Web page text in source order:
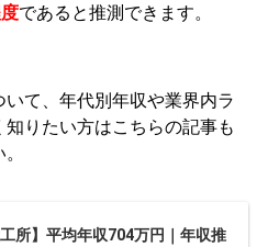
であると推測できます。
て、年代別年収や業界内ラ
りたい方はこちらの記事も
工所】平均年収704万円｜年収推